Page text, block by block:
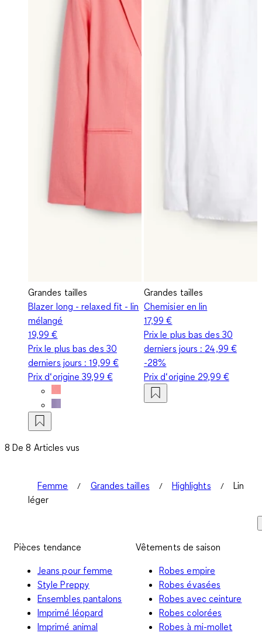
Grandes tailles
Blazer long - relaxed fit - lin
mélangé
19,99 €
Prix le plus bas des 30
derniers jours :19,99 €
Prix d‘origine39,99 €
Grandes tailles
Chemisier en lin
17,99 €
Prix le plus bas des 30
derniers jours : 24,99 €
-28%
Prix d‘origine 29,99 €
8 De 8 Articles vus
Femme Grandes tailles Highlights
Lin
léger
Pièces tendance
Jeans pour femme
Style Preppy
Ensembles pantalons
Imprimé léopard
Imprimé animal
Vêtements de saison
Robes empire
Robes évasées
Robes avec ceinture
Robes colorées
Robes à mi-mollet